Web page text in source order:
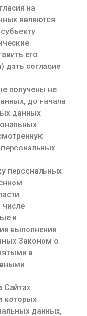
на
являются
его
дать согласие
получены не
до начала
данных
персональных
числе
и
выполнения
Законом о
в
Сайтах
которых
данных,